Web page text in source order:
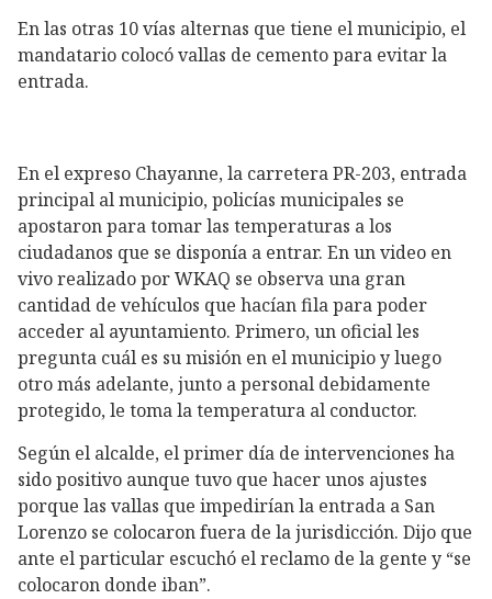
En las otras 10 vías alternas que tiene el municipio, el
mandatario colocó vallas de cemento para evitar la
entrada.
En el expreso Chayanne, la carretera PR-203, entrada
principal al municipio, policías municipales se
apostaron para tomar las temperaturas a los
ciudadanos que se disponía a entrar. En un video en
vivo realizado por WKAQ se observa una gran
cantidad de vehículos que hacían fila para poder
acceder al ayuntamiento. Primero, un oficial les
pregunta cuál es su misión en el municipio y luego
otro más adelante, junto a personal debidamente
protegido, le toma la temperatura al conductor.
Según el alcalde, el primer día de intervenciones ha
sido positivo aunque tuvo que hacer unos ajustes
porque las vallas que impedirían la entrada a San
Lorenzo se colocaron fuera de la jurisdicción. Dijo que
ante el particular escuchó el reclamo de la gente y “se
colocaron donde iban”.